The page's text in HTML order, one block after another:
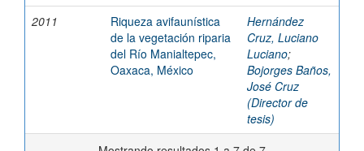
2011
Riqueza avifaunística
de la vegetación riparia
del Río Manialtepec,
Oaxaca, México
Hernández
Cruz, Luciano
Luciano;
Bojorges Baños,
José Cruz
(Director de
tesis)